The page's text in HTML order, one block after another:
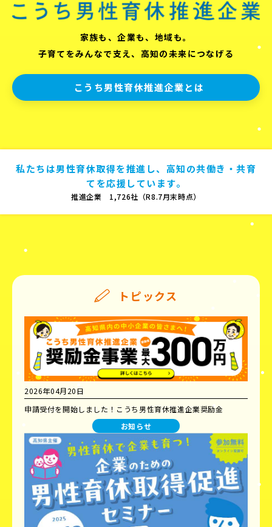
家族も、企業も、地域も。
子育てをみんなで支え、高知の未来につなげる
こうち男性育休推進企業とは
私たちは男性育休取得を推進し、高知の共働き・共育
てを応援しています。
推進企業 1,726社（R8.7月末時点）
トピックス
2026年04月20日
申請受付を開始しました！こうち男性育休推進企業奨励金
お知らせ